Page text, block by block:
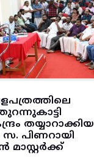
തയ്യാറാക്കിയ
പിണറായി